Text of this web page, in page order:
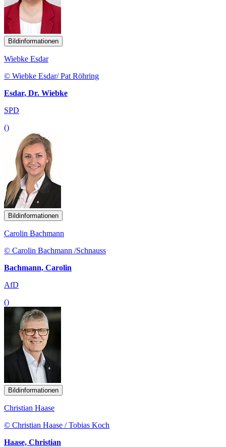
Bildinformationen
Wiebke Esdar
© Wiebke Esdar/ Pat Röhring
Esdar, Dr. Wiebke
SPD
()
Bildinformationen
Carolin Bachmann
© Carolin Bachmann /Schnauss
Bachmann, Carolin
AfD
()
Bildinformationen
Christian Haase
© Christian Haase / Tobias Koch
Haase, Christian